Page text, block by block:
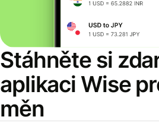
Stáhněte si
aplikaci Wise
měn